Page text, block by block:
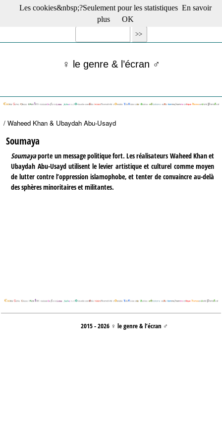
☰ Menu
Films récents
Films -TV/plates-formes
Archives
S’abonner à la Lettre !
♀ le genre & l’écran ♂
/ Waheed Khan & Ubaydah Abu-Usayd
Soumaya
Soumayaporte un message politique fort. Les réalisateurs Waheed Khan et
Ubaydah Abu-Usayd utilisent le levier artistique et culturel comme moyen
de lutter contre l’oppression islamophobe, et tenter de convaincre au-delà
des sphères minoritaires et militantes.
2015 - 2026 ♀ le genre & l’écran ♂
Les cookies&nbsp;?Seulement pour les statistiques En savoir
plus
OK